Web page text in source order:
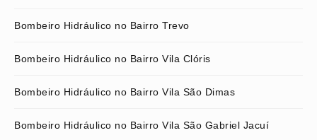
Bombeiro Hidráulico no Bairro Trevo
Bombeiro Hidráulico no Bairro Vila Clóris
Bombeiro Hidráulico no Bairro Vila São Dimas
Bombeiro Hidráulico no Bairro Vila São Gabriel Jacuí